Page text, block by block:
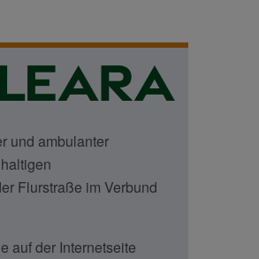
und ambulanter
Flurstraße im Verbund
auf der Internetseite